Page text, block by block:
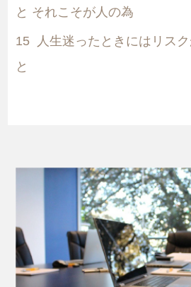
と それこそが人の為
15
人生迷ったときにはリス
と